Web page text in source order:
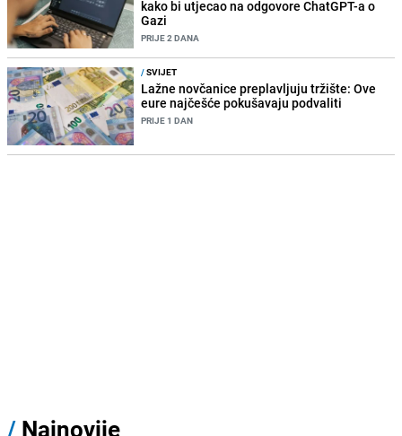
kako bi utjecao na odgovore ChatGPT-a o
Gazi
PRIJE 2 DANA
/SVIJET
Lažne novčanice preplavljuju tržište: Ove
eure najčešće pokušavaju podvaliti
PRIJE 1 DAN
/ Najnovije